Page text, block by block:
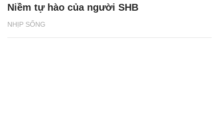
NHỊP SỐNG
Niềm tự hào của người SHB